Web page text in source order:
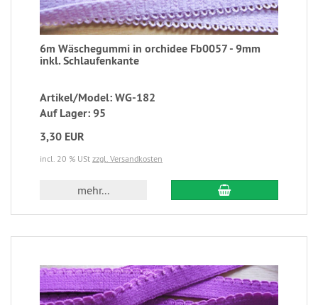
6m Wäschegummi in orchidee Fb0057 - 9mm
inkl. Schlaufenkante
Artikel/Model: WG-182
Auf Lager: 95
3,30 EUR
incl. 20 % USt zzgl. Versandkosten
mehr...